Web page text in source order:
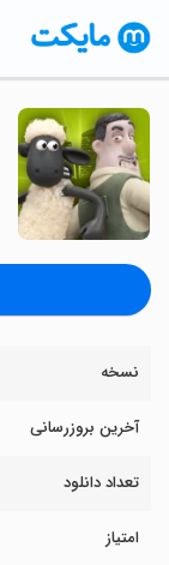
نسخه
آخرین بروزرسانی
تعداد دانلود
امتیاز